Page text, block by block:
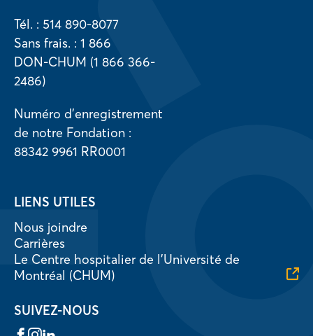
Tél. : 514 890-8077
Sans frais. : 1 866
DON-CHUM (1 866 366-
2486)
Numéro d’enregistrement
de notre Fondation :
88342 9961 RR0001
LIENS UTILES
Nous joindre
Carrières
Le Centre hospitalier de l’Université de
Montréal (CHUM)
SUIVEZ-NOUS
Facebook
Instagram
LinkedIn